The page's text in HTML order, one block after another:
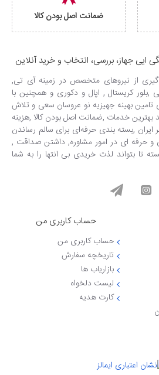
ضمانت اصل بودن کالا
ایی جهاز، بررسی، انتخاب و خرید آنلاین
گیری از نیروهای متخصص در زمینه آی تی,
,بلور کریستال , اپال و دکوری و همچنین با
برای تامین بهینه جهیزیه نو عروسان سعی و تلاش
بهترین خدمات ,ضمانت اصل بودن کالا ,هزینه
,بسته بندی حرفه‌ای برای سالم رساندن
حرفه ای در امور مشاوره, داشتن صداقت ,
تا بتواند لذت خریدی بی انتها را به شما
حساب کاربری من
حساب کاربری من
تاریخچه سفارش
بازاریاب ها
لیست دلخواه
کارت هدیه